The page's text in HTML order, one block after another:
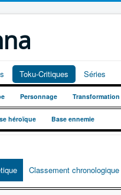
Toku-Critiques Séries
Personnage Transformation
héroïque Base ennemie
Classement chronologique